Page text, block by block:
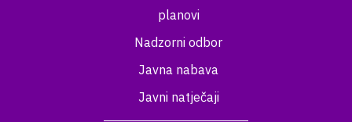
planovi
Nadzorni odbor
Javna nabava
Javni natječaji